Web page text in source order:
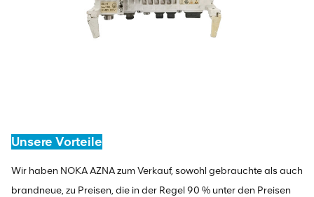
Unsere Vorteile
Wir haben NOKA AZNA zum Verkauf, sowohl gebrauchte als auch
brandneue, zu Preisen, die in der Regel 90 % unter den Preisen